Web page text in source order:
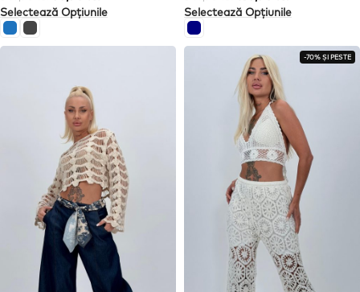
Selectează Opțiunile Selectează Opțiunile
-70% ȘI PESTE